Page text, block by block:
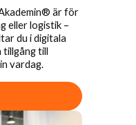
är för
eller logistik –
du i digitala
tillgång till
vardag.